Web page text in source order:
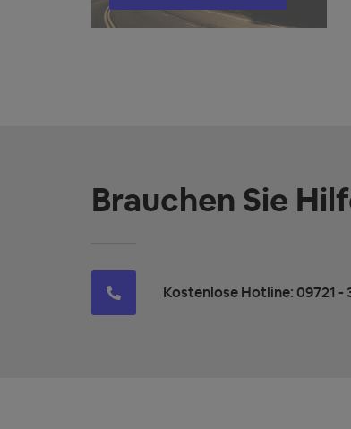
Brauchen Sie
Kostenlose Hotline: 09721 -